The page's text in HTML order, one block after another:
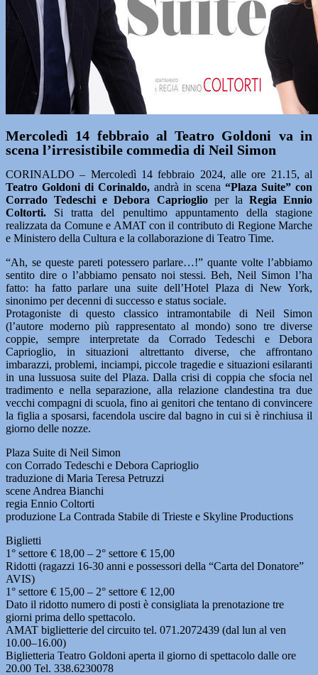
Mercoledì 14 febbraio al Teatro Goldoni va in
scena l’irresistibile commedia di Neil Simon
CORINALDO – Mercoledì 14 febbraio 2024, alle ore 21.15, al
Teatro Goldoni di Corinaldo, andrà in scena “Plaza Suite” con
Corrado Tedeschi e Debora Caprioglioper la Regia Ennio
Coltorti. Si tratta del penultimo appuntamento della stagione
realizzata da Comune e AMAT con il contributo di Regione Marche
e Ministero della Cultura e la collaborazione di Teatro Time.
“Ah, se queste pareti potessero parlare…!” quante volte l’abbiamo
sentito dire o l’abbiamo pensato noi stessi. Beh, Neil Simon l’ha
fatto: ha fatto parlare una suite dell’Hotel Plaza di New York,
sinonimo per decenni di successo e status sociale.
Protagoniste di questo classico intramontabile di Neil Simon
(l’autore moderno più rappresentato al mondo) sono tre diverse
coppie, sempre interpretate da Corrado Tedeschi e Debora
Caprioglio, in situazioni altrettanto diverse, che affrontano
imbarazzi, problemi, inciampi, piccole tragedie e situazioni esilaranti
in una lussuosa suite del Plaza. Dalla crisi di coppia che sfocia nel
tradimento e nella separazione, alla relazione clandestina tra due
vecchi compagni di scuola, fino ai genitori che tentano di convincere
la figlia a sposarsi, facendola uscire dal bagno in cui si è rinchiusa il
giorno delle nozze.
Plaza Suite di Neil Simon
con Corrado Tedeschi e Debora Caprioglio
traduzione di Maria Teresa Petruzzi
scene Andrea Bianchi
regia Ennio Coltorti
produzione La Contrada Stabile di Trieste e Skyline Productions
Biglietti
1° settore € 18,00 – 2° settore € 15,00
Ridotti (ragazzi 16-30 anni e possessori della “Carta del Donatore”
AVIS)
1° settore € 15,00 – 2° settore € 12,00
Dato il ridotto numero di posti è consigliata la prenotazione tre
giorni prima dello spettacolo.
AMAT biglietterie del circuito tel. 071.2072439 (dal lun al ven
10.00–16.00)
Biglietteria Teatro Goldoni aperta il giorno di spettacolo dalle ore
20.00 Tel. 338.6230078